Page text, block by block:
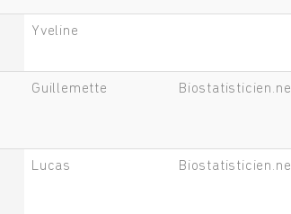
Yveline
Guillemette Biostatisticien.ne
Lucas Biostatisticien.ne